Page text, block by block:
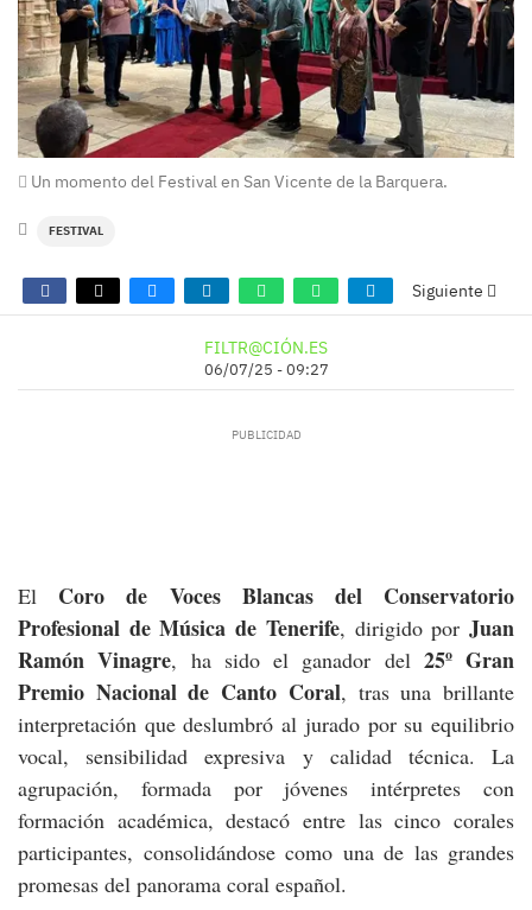
Un momento del Festival en San Vicente de la Barquera.
FESTIVAL
Siguiente
FILTR@CIÓN.ES
06/07/25 - 09:27
El Coro de Voces Blancas del Conservatorio
Profesional de Música de Tenerife, dirigido porJuan
Ramón Vinagre, ha sido el ganador del 25º Gran
Premio Nacional de Canto Coral, tras una brillante
interpretación que deslumbró al jurado por su equilibrio
vocal, sensibilidad expresiva y calidad técnica. La
agrupación, formada por jóvenes intérpretes con
formación académica, destacó entre las cinco corales
participantes, consolidándose como una de las grandes
promesas del panorama coral español.